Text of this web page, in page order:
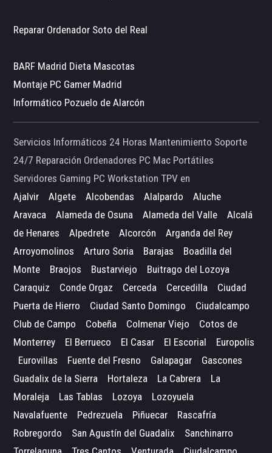
Reparar Ordenador Soto del Real
BARF Madrid Dieta Mascotas
Montaje PC Gamer Madrid
Informático Pozuelo de Alarcón
Servicios Informáticos 24 Horas Mantenimiento Soporte
24/7 Reparación Ordenadores PC Mac Portátiles
Servidores Gaming PC Workstation TPV en
Ajalvir
Algete Alcobendas Alalpardo
Aluche
Aravaca
Alameda de Osuna Alameda del Valle
Alcalá
de Henares
Alpedrete Alcorcón
Arganda del Rey
Arroyomolinos
Arturo Soria Barajas
Boadilla del
Monte
Braojos Bustarviejo
Buitrago del Lozoya
Caraquiz
Conde Orgaz Cerceda Cercedilla
Ciudad
Puerta de Hierro
Ciudad Santo Domingo
Ciudalcampo
Club de Campo
Cobeña Colmenar Viejo
Cotos de
Monterrey
El Berrueco El Casar El Escorial
Europolis
Eurovillas
Fuente del Fresno Galapagar
Gascones
Guadalix de la Sierra
Hortaleza La Cabrera
La
Moraleja
Las Tablas Lozoya
Lozoyuela
Navalafuente
Pedrezuela Piñuecar
Rascafría
Robregordo
San Agustín del Guadalix
Sanchinarro